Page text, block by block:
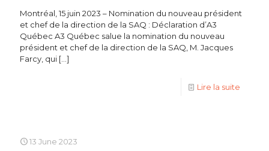
Montréal, 15 juin 2023 – Nomination du nouveau président
et chef de la direction de la SAQ : Déclaration d’A3
Québec A3 Québec salue la nomination du nouveau
président et chef de la direction de la SAQ, M. Jacques
Farcy, qui […]
Lire la suite
13 June 2023